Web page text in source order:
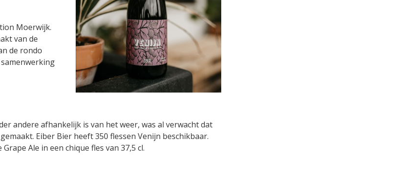
Moerwijk.
van de
de rondo
andere afhankelijk is van het weer, was al verwacht dat
Eiber Bier heeft 350 flessen Venijn beschikbaar.
Ale in een chique fles van 37,5 cl.